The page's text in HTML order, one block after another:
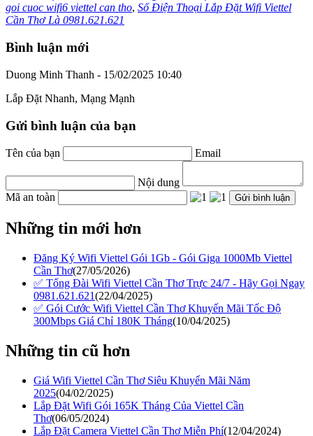
goi cuoc wifi6 viettel can tho, Số Điện Thoại Lắp Đặt Wifi Viettel
Cần Thơ Là 0981.621.621
Bình luận mới
Duong Minh Thanh - 15/02/2025 10:40
Lắp Đặt Nhanh, Mạng Mạnh
Gửi bình luận của bạn
Tên của bạn Email
Nội dung
Mã an toàn
Những tin mới hơn
Đăng Ký Wifi Viettel Gói 1Gb - Gói Giga 1000Mb Viettel
Cần Thơ(27/05/2026)
✅ Tổng Đài Wifi Viettel Cần Thơ Trực 24/7 - Hãy Gọi Ngay
0981.621.621(22/04/2025)
✅ Gói Cước Wifi Viettel Cần Thơ Khuyến Mãi Tốc Độ
300Mbps Giá Chỉ 180K Tháng(10/04/2025)
Những tin cũ hơn
Giá Wifi Viettel Cần Thơ Siêu Khuyến Mãi Năm
2025(04/02/2025)
Lắp Đặt Wifi Gói 165K Tháng Của Viettel Cần
Thơ(06/05/2024)
Lắp Đặt Camera Viettel Cần Thơ Miễn Phí(12/04/2024)